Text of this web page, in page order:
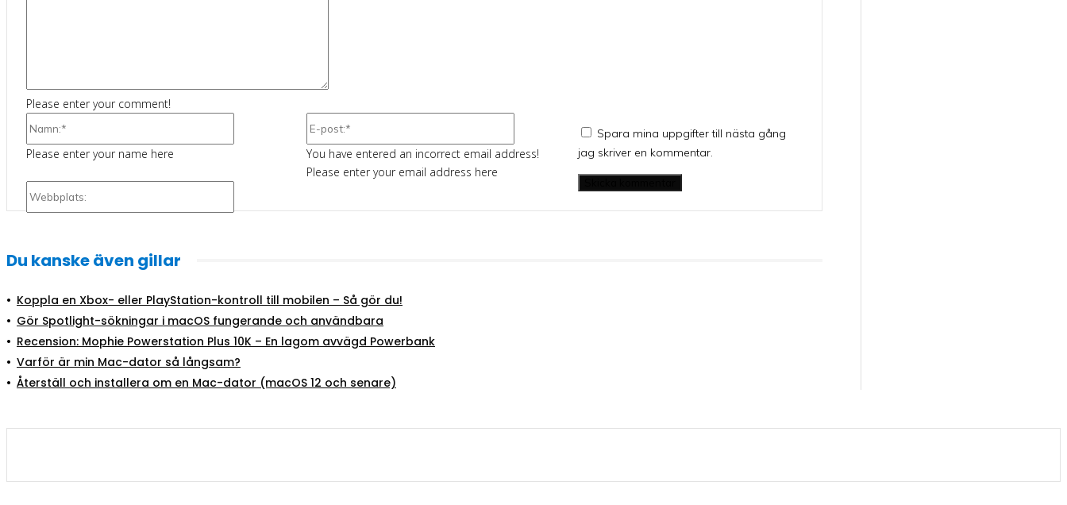
Please enter your comment!
Please enter your name here
You have entered an incorrect email address!
Please enter your email address here
Spara mina uppgifter till nästa gång
jag skriver en kommentar.
Du kanske även gillar
Koppla en Xbox- eller PlayStation-kontroll till mobilen – Så gör du!
Gör Spotlight-sökningar i macOS fungerande och användbara
Recension: Mophie Powerstation Plus 10K – En lagom avvägd Powerbank
Varför är min Mac-dator så långsam?
Återställ och installera om en Mac-dator (macOS 12 och senare)